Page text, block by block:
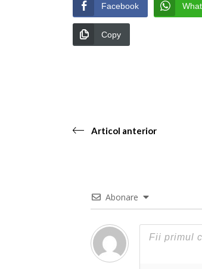
Facebook
Copy
Articol anterior
Abonare